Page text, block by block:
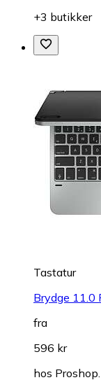
+3 butikker
Tastatur
Brydge 11.0
fra
596 kr
hos